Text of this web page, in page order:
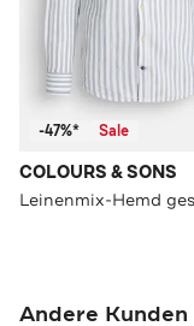
-47%* Sale
COLOURS & SONS
Andere